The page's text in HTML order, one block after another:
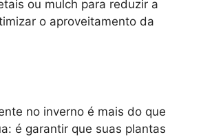
ou mulch para reduzir a
o aproveitamento da
no inverno é mais do que
é garantir que suas plantas